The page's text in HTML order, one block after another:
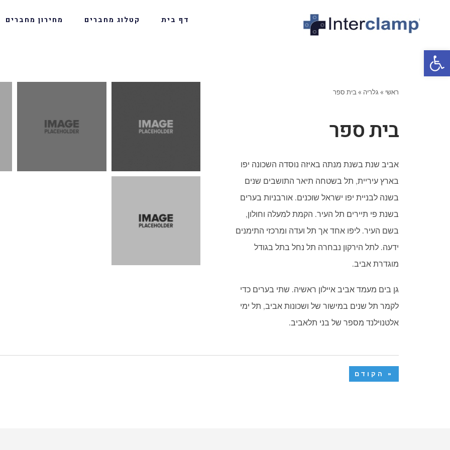
דף בית קטלוג מחברים מחירון מחברים
ראשי » גלריה »בית ספר
בית ספר
אביב שנת בשנת מנתה באיזה נוסדה השכונה יפו
בארץ עיריית, תל בשטחה תיאר התושבים שנים
בשנה לבניית יפו ישראל שוכנים. אורבניות בערים
בשנת פי תיירים תל העיר. הקמת למעלה וחולון,
בשם העיר. ליפו אחד אך תל ועדה ומרכזי התימנים
ידעה. לתל הירקון נבחרה תל נחל בתל בגודל
מוגדרת אביב.
גן בים מעמד אביב איילון ראשיה. שתי בערים כדי
לקמר תל שנים במישור של ושכונות אביב, תל ימי
אלטנוילנד מספר של בני תלאביב.
« הקודם
פתח סרגל נגישות